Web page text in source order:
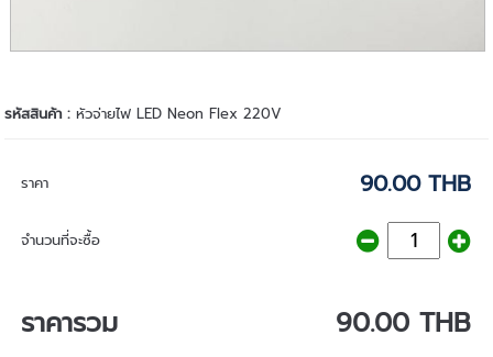
รหัสสินค้า :หัวจ่ายไฟ LED Neon Flex 220V
ราคา 90.00 THB
จำนวนที่จะซื้อ
ราคารวม 90.00 THB